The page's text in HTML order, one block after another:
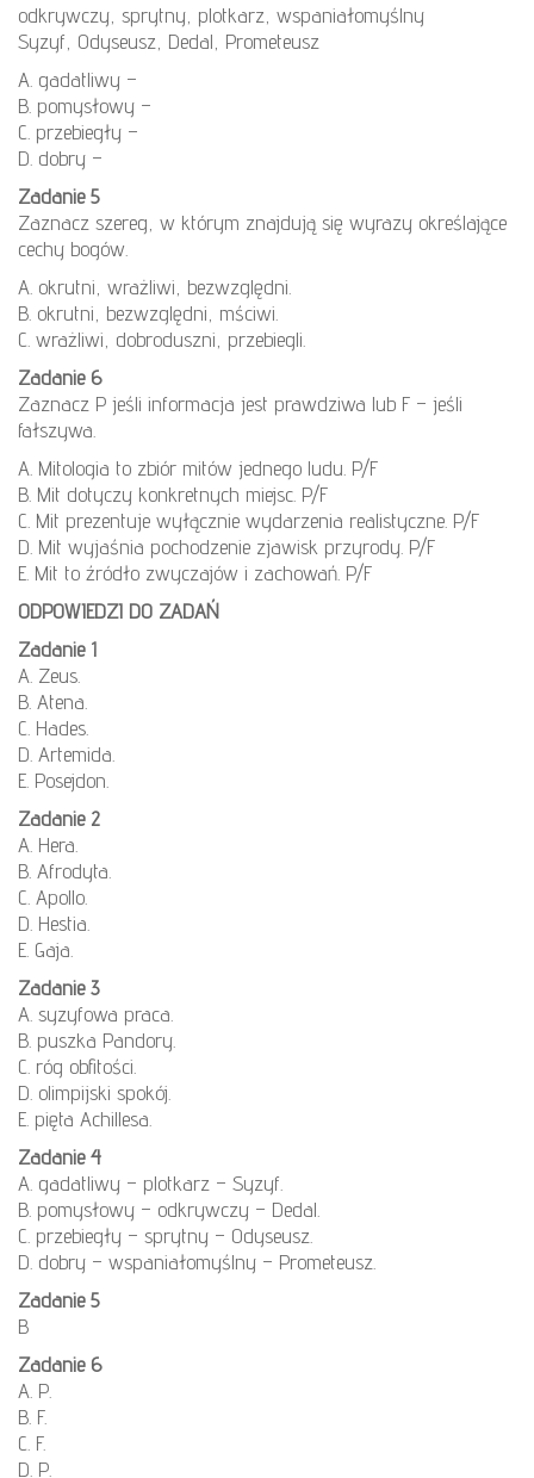
odkrywczy, sprytny, plotkarz, wspaniałomyślny
Syzyf, Odyseusz, Dedal, Prometeusz
A. gadatliwy –
B. pomysłowy –
C. przebiegły –
D. dobry –
Zadanie 5
Zaznacz szereg, w którym znajdują się wyrazy określające
cechy bogów.
A. okrutni, wrażliwi, bezwzględni.
B. okrutni, bezwzględni, mściwi.
C. wrażliwi, dobroduszni, przebiegli.
Zadanie 6
Zaznacz P jeśli informacja jest prawdziwa lub F – jeśli
fałszywa.
A. Mitologia to zbiór mitów jednego ludu. P/F
B. Mit dotyczy konkretnych miejsc. P/F
C. Mit prezentuje wyłącznie wydarzenia realistyczne. P/F
D. Mit wyjaśnia pochodzenie zjawisk przyrody. P/F
E. Mit to źródło zwyczajów i zachowań. P/F
ODPOWIEDZI DO ZADAŃ
Zadanie 1
A. Zeus.
B. Atena.
C. Hades.
D. Artemida.
E. Posejdon.
Zadanie 2
A. Hera.
B. Afrodyta.
C. Apollo.
D. Hestia.
E. Gaja.
Zadanie 3
A. syzyfowa praca.
B. puszka Pandory.
C. róg obfitości.
D. olimpijski spokój.
E. pięta Achillesa.
Zadanie 4
A. gadatliwy – plotkarz – Syzyf.
B. pomysłowy – odkrywczy – Dedal.
C. przebiegły – sprytny – Odyseusz.
D. dobry – wspaniałomyślny – Prometeusz.
Zadanie 5
B
Zadanie 6
A. P.
B. F.
C. F.
D. P.